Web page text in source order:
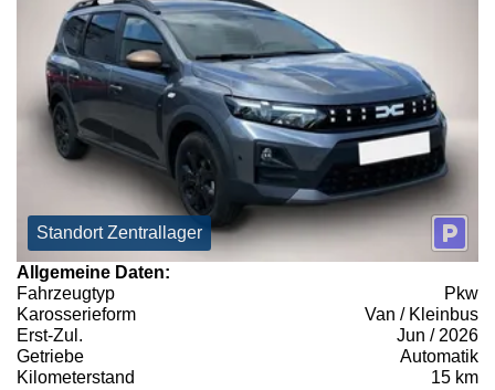
Standort Zentrallager
Allgemeine Daten:
Fahrzeugtyp
Pkw
Karosserieform
Van / Kleinbus
Erst-Zul.
Jun / 2026
Getriebe
Automatik
Kilometerstand
15 km